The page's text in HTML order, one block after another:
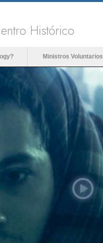
Histórico
Ministros Voluntarios